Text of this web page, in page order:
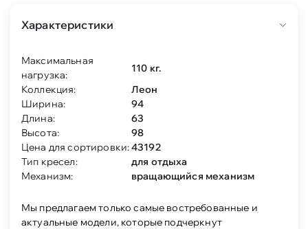
Характеристики
Максимальная
нагрузка:
110 кг.
Коллекция:
Леон
Ширина:
94
Длина:
63
Высота:
98
Цена для сортировки:43192
Тип кресел:
для отдыха
Механизм:
вращающийся механизм
Мы предлагаем только самые востребованные и
актуальные модели, которые подчеркнут